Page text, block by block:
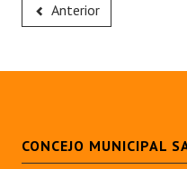
Anterior
CONCEJO MUNICIPAL